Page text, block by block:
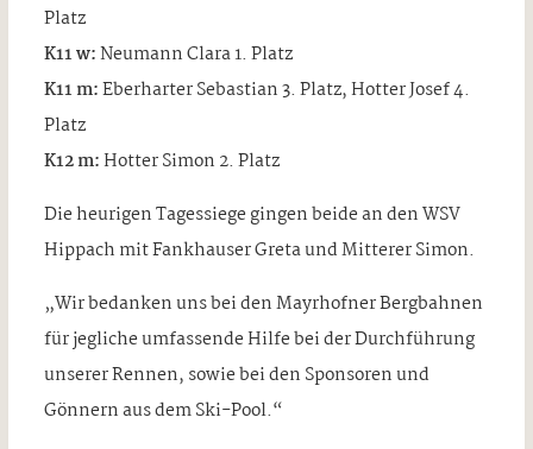
Platz
K11 w:Neumann Clara 1. Platz
K11 m:Eberharter Sebastian 3. Platz, Hotter Josef 4.
Platz
K12 m:Hotter Simon 2. Platz
Die heurigen Tagessiege gingen beide an den WSV
Hippach mit Fankhauser Greta und Mitterer Simon.
„Wir bedanken uns bei den Mayrhofner Bergbahnen
für jegliche umfassende Hilfe bei der Durchführung
unserer Rennen, sowie bei den Sponsoren und
Gönnern aus dem Ski-Pool.“